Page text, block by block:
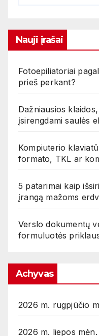
Nauji įrašai
Fotoepiliatoriai
prieš perkant?
Dažniausios
įsirengdami saulės
Kompiuterio
formato, TKL ar
5 patarimai kaip
įrangą mažoms
Verslo dokumentų
formuluotės
Achyvas
2026 m. rugpjūčio
2026 m. liepos mėn.